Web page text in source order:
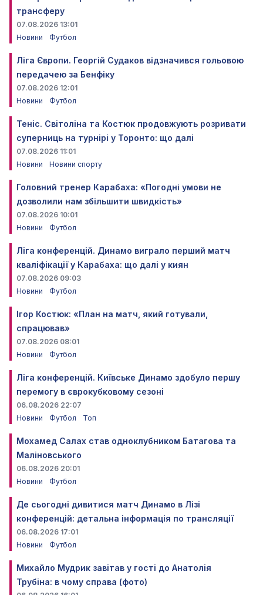
трансферу
07.08.2026 13:01
Новини
Футбол
Ліга Європи. Георгій Судаков відзначився гольовою
передачею за Бенфіку
07.08.2026 12:01
Новини
Футбол
Теніс. Світоліна та Костюк продовжують розривати
суперниць на турнірі у Торонто: що далі
07.08.2026 11:01
Новини
Новини спорту
Головний тренер Карабаха: «Погодні умови не
дозволили нам збільшити швидкість»
07.08.2026 10:01
Новини
Футбол
Ліга конференцій. Динамо виграло перший матч
кваліфікації у Карабаха: що далі у киян
07.08.2026 09:03
Новини
Футбол
Ігор Костюк: «План на матч, який готували,
спрацював»
07.08.2026 08:01
Новини
Футбол
Ліга конференцій. Київське Динамо здобуло першу
перемогу в єврокубковому сезоні
06.08.2026 22:07
Новини
Футбол Топ
Мохамед Салах став одноклубником Батагова та
Маліновського
06.08.2026 20:01
Новини
Футбол
Де сьогодні дивитися матч Динамо в Лізі
конференцій: детальна інформація по трансляції
06.08.2026 17:01
Новини
Футбол
Михайло Мудрик завітав у гості до Анатолія
Трубіна: в чому справа (фото)